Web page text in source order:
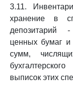
3.11.
хранение в
депозитарий
ценных бумаг и
сумм,
выписок этих